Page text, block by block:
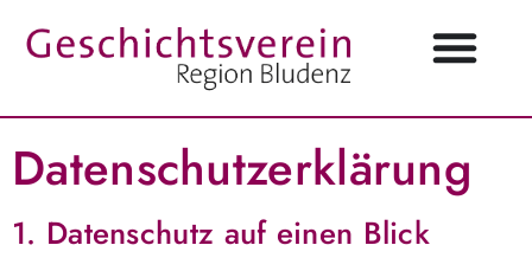
Datenschutz­erklärung
1. Datenschutz auf einen Blick